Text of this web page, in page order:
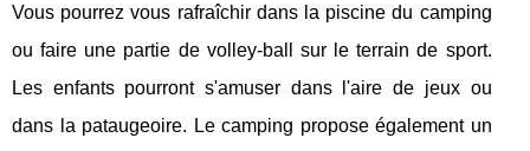
Vous pourrez vous rafraîchir dans la piscine du camping
ou faire une partie de volley-ball sur le terrain de sport.
Les enfants pourront s'amuser dans l'aire de jeux ou
dans la pataugeoire. Le camping propose également un